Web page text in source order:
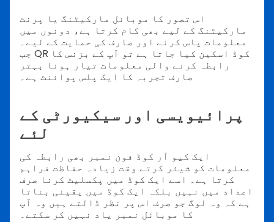
اس تصور کا موبائل مارکیٹنگ یا پرنٹ
مارکیٹنگ کے لیے بھی کام کرتا ہے، دونوں میں
معلومات پاس کرنے اور صارف کی حمایت کے لیے۔
جب QR کوڈ اسکین کیا جاتا ہے تو آپ کے بزنس کا
رابطہ کرنے والی معلومات تیار ہونا بہتر
صارف تجربہ کا ایک پلس پوائنٹ ہے۔
پرائیویسی اور سیکیورٹی کے
لئے
ایک کیو آر کوڈ فون نمبر بھی رابطہ کی
معلومات کو شیئر کرتے وقت زیادہ حفاظت فراہم
کرتا ہے۔ اسے ایک کوڈ میں پکسلیٹ کرنا صرف
اعداد میں نہیں بلکہ ایک کوڈ میں یقینی بناتا
ہے کہ وہ لوگ جو صرف اس پر نظر ڈالتے ہیں وہ آپ
کا موبائل نمبر یاد نہیں کر سکتے۔